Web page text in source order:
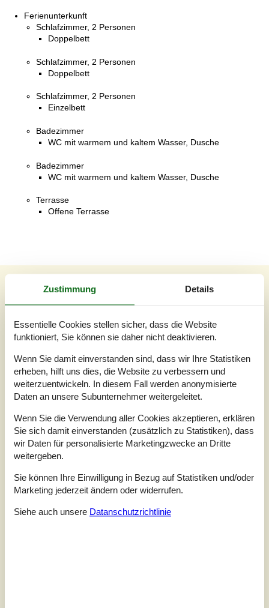
Ferienunterkunft
Schlafzimmer, 2 Personen
Doppelbett
Schlafzimmer, 2 Personen
Doppelbett
Schlafzimmer, 2 Personen
Einzelbett
Badezimmer
WC mit warmem und kaltem Wasser, Dusche
Badezimmer
WC mit warmem und kaltem Wasser, Dusche
Terrasse
Offene Terrasse
Unsere Gästebewertungen
4,5 Bezogen auf2 Bewertungen
Letzte Bewertung ist vom 05.04.2026
5
4
2 (0)
1
Kommentare
1 Bewertung hat einen Kommentar auf Deutsch.
2 0 1
Landschaft lieben.
Zustimmung Details
Essentielle Cookies stellen sicher, dass die Website
funktioniert, Sie können sie daher nicht deaktivieren.
Wenn Sie damit einverstanden sind, dass wir Ihre Statistiken
erheben, hilft uns dies, die Website zu verbessern und
weiterzuentwickeln. In diesem Fall werden anonymisierte
Daten an unsere Subunternehmer weitergeleitet.
Wenn Sie die Verwendung aller Cookies akzeptieren, erklären
Sie sich damit einverstanden (zusätzlich zu Statistiken), dass
wir Daten für personalisierte Marketingzwecke an Dritte
weitergeben.
Sie können Ihre Einwilligung in Bezug auf Statistiken und/oder
Marketing jederzeit ändern oder widerrufen.
Siehe auch unsere Datanschutzrichtlinie